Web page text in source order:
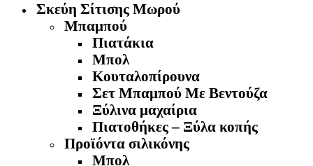
Σκεύη Σίτισης Μωρού
Μπαμπού
Πιατάκια
Μπολ
Κουταλοπίρουνα
Σετ Μπαμπού Με Βεντούζα
Ξύλινα μαχαίρια
Πιατοθήκες – Ξύλα κοπής
Προϊόντα σιλικόνης
Μπολ